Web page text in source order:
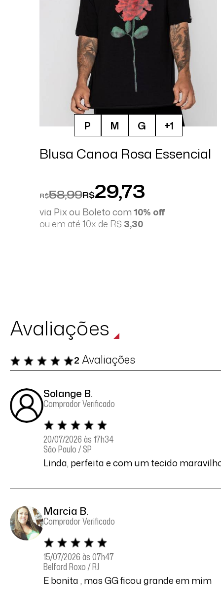
P M G +1
Blusa Canoa Rosa Essencial
R$58,99R$29,73
via Pix ou Boleto com10% off
ou em até 10x de R$ 3,30
Avaliações
2 Avaliações
Solange B.
Comprador Verificado
20/07/2026 às 17h34
São Paulo / SP
Linda, perfeita e com um tecido
Marcia B.
Comprador Verificado
15/07/2026 às 07h47
Belford Roxo / RJ
E bonita , mas GG ficou grande em mim